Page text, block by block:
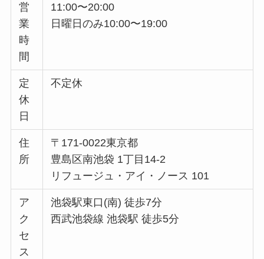
営
業
時
間
11:00〜20:00
日曜日のみ10:00〜19:00
定
休
日
不定休
住
所
〒171-0022東京都
豊島区南池袋 1丁目14-2
リフュージュ・アイ・ノース 101
ア
ク
セ
ス
池袋駅東口(南) 徒歩7分
西武池袋線 池袋駅 徒歩5分